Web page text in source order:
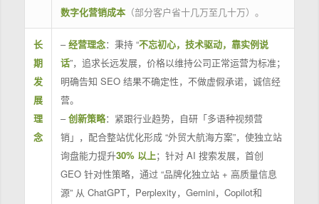
数字化营销成本（部分客户省十几万至几十万）。
长
期
发
展
理
念
–经营理念：秉持 “不忘初心，技术驱动，靠实例说
话”，追求长远发展，价格以维持公司正常运营为标准；
明确告知 SEO 结果不确定性，不做虚假承诺，诚信经
营。
–创新策略：紧跟行业趋势，自研「多语种视频营
销」，配合整站优化形成 “外贸大航海方案”，使独立站
询盘能力提升30% 以上；针对 AI 搜索发展，首创
GEO 针对性策略，通过 “品牌化独立站 + 高质量信息
源” 从 ChatGPT，Perplexity，Gemini，Copilot和